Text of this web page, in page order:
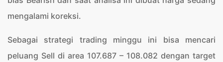
mengalami koreksi.
Sebagai strategi trading minggu ini bisa mencari
peluang Sell di area 107.687 – 108.082 dengan target